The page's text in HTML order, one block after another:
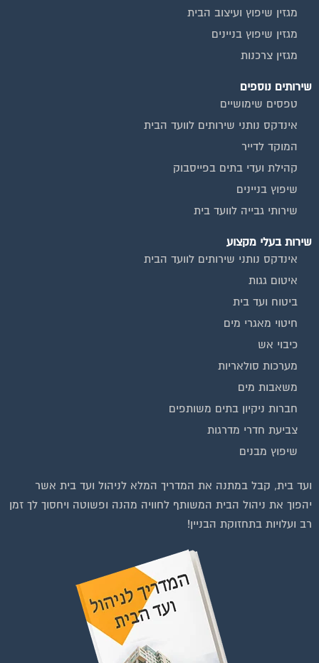
מגזין שיפוץ ועיצוב הבית
מגזין שיפוץ בניינים
מגזין צרכנות
שירותים נוספים
טפסים שימושיים
אינדקס נותני שירותים לוועד הבית
המוקד לדייר
קהילת ועדי בתים בפייסבוק
שיפוץ בניינים
שירותי גבייה לוועד בית
שירות בעלי מקצוע
אינדקס נותני שירותים לוועד הבית
איטום גגות
ביטוח ועד בית
חיטוי מאגרי מים
כיבוי אש
מערכות סולאריות
משאבות מים
חברות ניקיון בתים משותפים
צביעת חדרי מדרגות
שיפוץ מבנים
ועד בית, קבל במתנה את המדריך המלא לניהול ועד בית אשר
יהפוך את ניהול הבית המשותף לחוויה מהנה ופשוטה ויחסוך לך זמן
רב ועלויות בתחזוקת הבניין!